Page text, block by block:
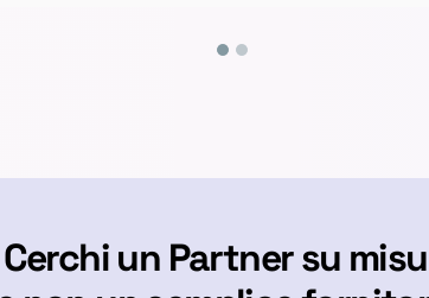
Cerchi un Partner su